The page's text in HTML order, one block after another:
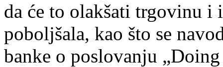
da će to olakšati trgovinu i
poboljšala, kao što se
banke o poslovanju